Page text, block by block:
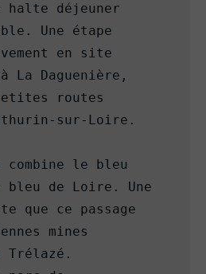
halte déjeuner
Une étape
en site
La Daguenière,
routes
sur-Loire.
combine le bleu
de Loire. Une
que ce passage
mines
Trélazé.